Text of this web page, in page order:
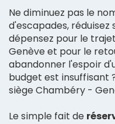
Ne diminuez pas le
d'escapades,
dépensez pour le
Genève et pour le
abandonner l'espoir
budget est insuffisant
siège Chambéry -
Le simple fait de